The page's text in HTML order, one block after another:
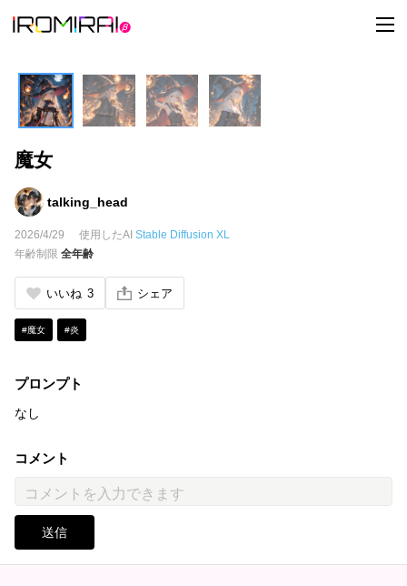
t
o
魔女
talking_head
2026/4/29 使用したAI Stable Diffusion XL
年齢制限 全年齢
いいね 3 シェア
#魔女 #炎
プロンプト
なし
コメント
送信